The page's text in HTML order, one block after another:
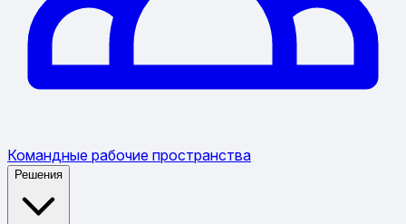
Командные рабочие пространства
Решения